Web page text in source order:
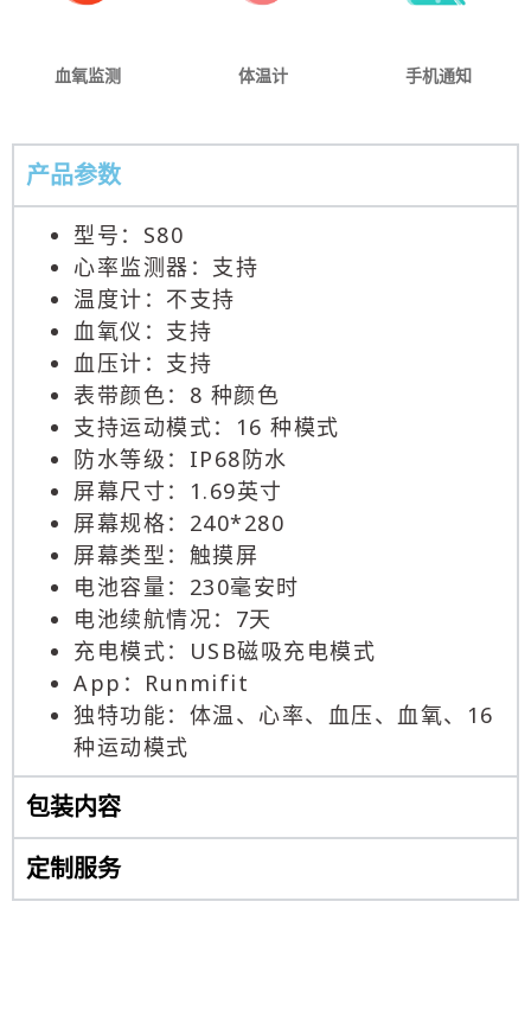
血氧监测 体温计 手机通知
产品参数
型号：S80
心率监测器：支持
温度计：不支持
血氧仪：支持
血压计：支持
表带颜色：8 种颜色
支持运动模式：16 种模式
防水等级：IP68防水
屏幕尺寸：1.69英寸
屏幕规格：240*280
屏幕类型：触摸屏
电池容量：230毫安时
电池续航情况：7天
充电模式：USB磁吸充电模式
App：Runmifit
独特功能：体温、心率、血压、血氧、16
种运动模式
包装内容
定制服务